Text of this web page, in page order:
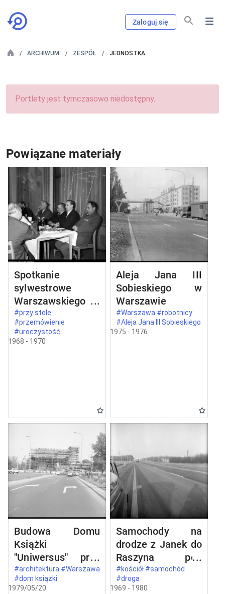
Zaloguj się
ARCHIWUM ZESPÓŁ JEDNOSTKA
Portlety jest tymczasowo niedostępny.
Powiązane materiały
Spotkanie
sylwestrowe
Warszawskiego
Komitetu
Zjednoczonego
Stronnictwa
#przy stole
#przemówienie
#uroczystość
1968 - 1970
Aleja Jana III
Sobieskiego w
Warszawie
#Warszawa #robotnicy
#Aleja Jana III Sobieskiego
1975 - 1976
Budowa Domu
Książki
"Uniwersus" przy
ul. Belwederskiej
20/22 w
#architektura #Warszawa
#dom książki
1979/05/20
Samochody na
drodze z Janek do
Raszyna pod
Warszawą
#kościół #samochód
#droga
1969 - 1980